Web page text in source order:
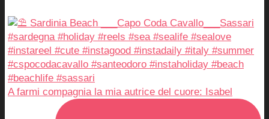
A farmi compagnia la mia autrice del cuore: Isabel